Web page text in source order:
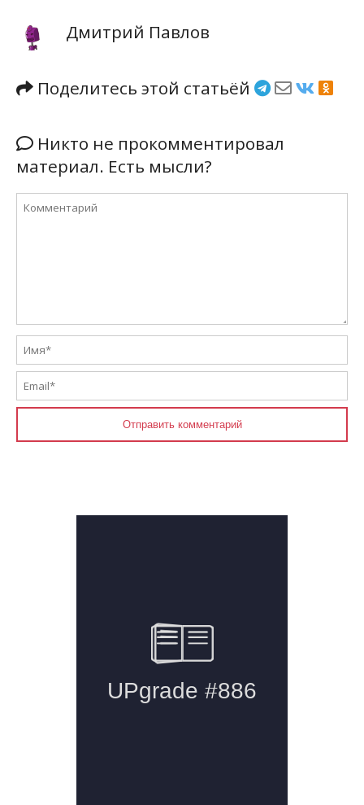
Дмитрий Павлов
Поделитесь этой статьёй
Никто не прокомментировал
материал. Есть мысли?